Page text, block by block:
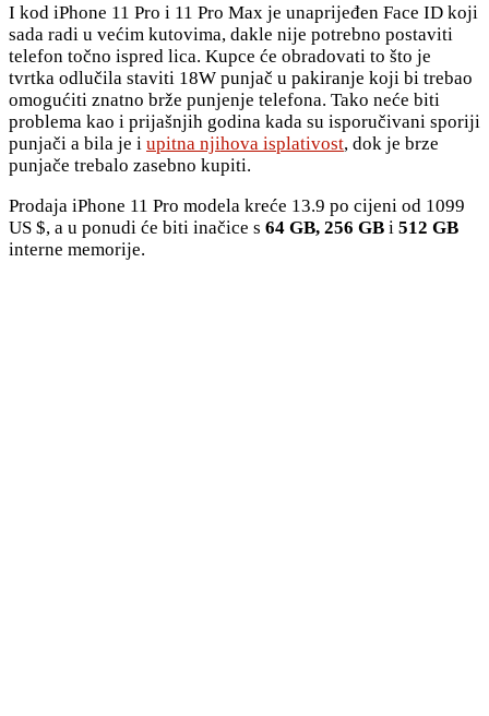
I kod iPhone 11 Pro i 11 Pro Max je unaprijeđen Face ID koji
sada radi u većim kutovima, dakle nije potrebno postaviti
telefon točno ispred lica. Kupce će obradovati to što je
tvrtka odlučila staviti 18W punjač u pakiranje koji bi trebao
omogućiti znatno brže punjenje telefona. Tako neće biti
problema kao i prijašnjih godina kada su isporučivani sporiji
punjači a bila je i upitna njihova isplativost, dok je brze
punjače trebalo zasebno kupiti.
Prodaja iPhone 11 Pro modela kreće 13.9 po cijeni od 1099
US $, a u ponudi će biti inačice s 64 GB, 256 GB i 512 GB
interne memorije.